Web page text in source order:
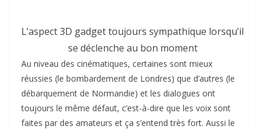
L’aspect 3D gadget toujours sympathique lorsqu’il
se déclenche au bon moment
Au niveau des cinématiques, certaines sont mieux
réussies (le bombardement de Londres) que d’autres (le
débarquement de Normandie) et les dialogues ont
toujours le même défaut, c’est-à-dire que les voix sont
faites par des amateurs et ça s’entend très fort. Aussi le